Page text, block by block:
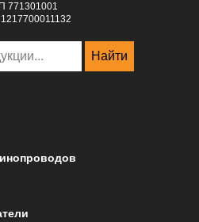
771301001
Найти